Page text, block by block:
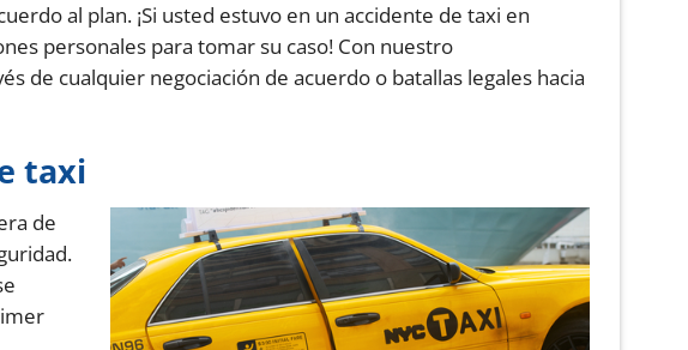
al plan. ¡Si usted estuvo en un accidente de taxi en
personales para tomar su caso! Con nuestro
de cualquier negociación de acuerdo o batallas legales hacia
taxi
de